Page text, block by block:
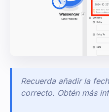
Recuerda añadir la
correcto. Obtén más